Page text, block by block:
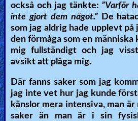
också och jag tänkte: ”Varför
inte gjort dem något.”De
som jag aldrig hade upplevt
den förmåga som en människa
mig fullständigt och jag
avsikt att plåga mig.
Där fanns saker som jag
jag inte vet hur jag kunde
känslor mera intensiva, man
saker än man är i sin